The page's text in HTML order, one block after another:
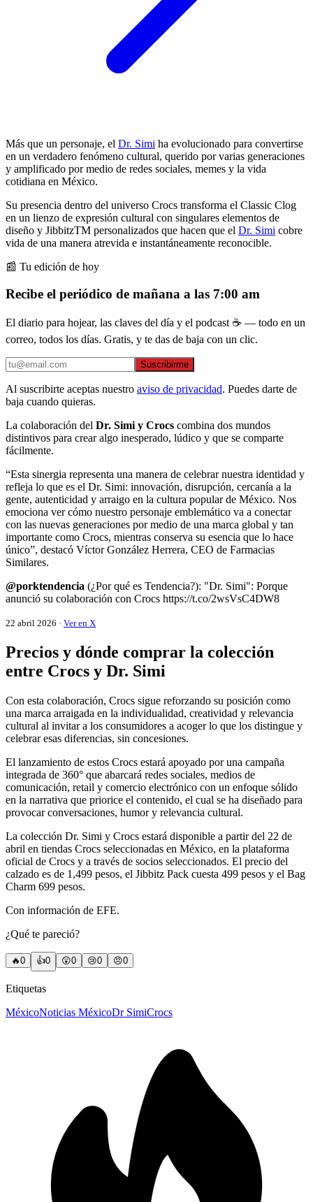
Más que un personaje, el Dr. Simi ha evolucionado para convertirse
en un verdadero fenómeno cultural, querido por varias generaciones
y amplificado por medio de redes sociales, memes y la vida
cotidiana en México.
Su presencia dentro del universo Crocs transforma el Classic Clog
en un lienzo de expresión cultural con singulares elementos de
diseño y JibbitzTM personalizados que hacen que el Dr. Simi cobre
vida de una manera atrevida e instantáneamente reconocible.
📰 Tu edición de hoy
Recibe el periódico de mañana a las 7:00 am
El diario para hojear, las claves del día y el podcast ☕ — todo en un
correo, todos los días. Gratis, y te das de baja con un clic.
Suscribirme
Al suscribirte aceptas nuestro aviso de privacidad. Puedes darte de
baja cuando quieras.
La colaboración del Dr. Simi y Crocs combina dos mundos
distintivos para crear algo inesperado, lúdico y que se comparte
fácilmente.
“Esta sinergia representa una manera de celebrar nuestra identidad y
refleja lo que es el Dr. Simi: innovación, disrupción, cercanía a la
gente, autenticidad y arraigo en la cultura popular de México. Nos
emociona ver cómo nuestro personaje emblemático va a conectar
con las nuevas generaciones por medio de una marca global y tan
importante como Crocs, mientras conserva su esencia que lo hace
único”, destacó Víctor González Herrera, CEO de Farmacias
Similares.
@porktendencia (¿Por qué es Tendencia?): "Dr. Simi": Porque
anunció su colaboración con Crocs https://t.co/2wsVsC4DW8
22 abril 2026 · Ver en X
Precios y dónde comprar la colección
entre Crocs y Dr. Simi
Con esta colaboración, Crocs sigue reforzando su posición como
una marca arraigada en la individualidad, creatividad y relevancia
cultural al invitar a los consumidores a acoger lo que los distingue y
celebrar esas diferencias, sin concesiones.
El lanzamiento de estos Crocs estará apoyado por una campaña
integrada de 360° que abarcará redes sociales, medios de
comunicación, retail y comercio electrónico con un enfoque sólido
en la narrativa que priorice el contenido, el cual se ha diseñado para
provocar conversaciones, humor y relevancia cultural.
La colección Dr. Simi y Crocs estará disponible a partir del 22 de
abril en tiendas Crocs seleccionadas en México, en la plataforma
oficial de Crocs y a través de socios seleccionados. El precio del
calzado es de 1,499 pesos, el Jibbitz Pack cuesta 499 pesos y el Bag
Charm 699 pesos.
Con información de EFE.
¿Qué te pareció?
🔥0 👍0 😲0 😢0 😠0
Etiquetas
MéxicoNoticias MéxicoDr SimiCrocs